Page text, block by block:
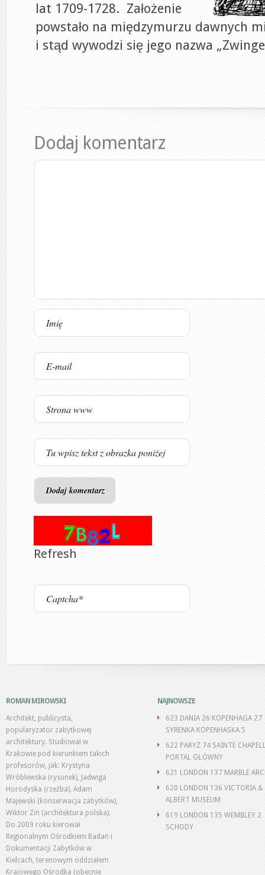
lat 1709-1728. Założenie
powstało na międzymurzu dawnych
i stąd wywodzi się jego nazwa
Dodaj komentarz
Refresh
ROMAN MIROWSKI
Architekt, publicysta,
popularyzator zabytkowej
architektury. Studiował w
Krakowie pod kierunkiem takich
profesorów, jak: Krystyna
Wróblewska (rysunek), Jadwiga
Horodyska (rzeźba), Adam
Majewski (konserwacja zabytków),
Wiktor Zin (architektura polska).
Do 2009 roku kierował
Regionalnym Ośrodkiem Badań i
Dokumentacji Zabytków w
Kielcach, terenowym oddziałem
Krajowego Ośrodka (obecnie
NAJNOWSZE
623 DANIA 26 KOPENHAGA 27
SYRENKA KOPENHASKA 5
622 PARYŻ 74 SAINTE
PORTAL GŁÓWNY
621 LONDON 137 MARBLE
620 LONDON 136 VICTORIA &
ALBERT MUSEUM
619 LONDON 135 WEMBLEY 2
SCHODY